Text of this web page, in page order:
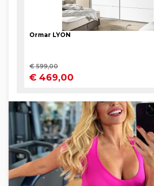
Pokretanje videa...